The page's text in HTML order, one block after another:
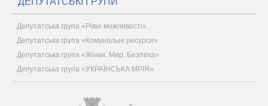
Депутатська група «Рівні можливості»
Депутатська група «Комунальні ресурси»
Депутатська група «Жінки. Мир. Безпека»
Депутатська група «УКРАЇНСЬКА МРІЯ»